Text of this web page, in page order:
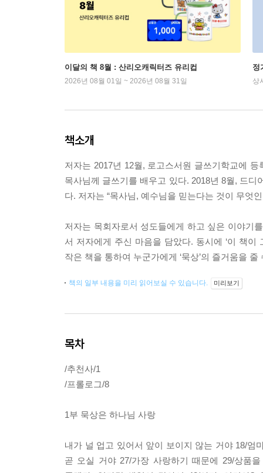
이달의 책 8월 : 산리오캐릭터즈 유리컵
2026년 08월 01일 ~ 2026년 08월 31일
정
상
책소개
저자는 2017년 12월, 로고스서원 글쓰기학교에
목사님께 글쓰기를 배우고 있다. 2018년 8월, 드디
다. 저자는 “목사님, 예수님을 믿는다는 것이 무엇
저자는 목회자로서 성도들에게 하고 싶은 이야기
서 저자에게 주신 마음을 담았다. 동시에 ‘이 책
작은 책을 통하여 누군가에게 ‘묵상’의 즐거움을
책의 일부 내용을 미리 읽어보실 수 있습니다. 미리보기
목차
/추천사/1
/프롤로그/8
1부 묵상은 하나님 사랑
내가 널 업고 있어서 앞이 보이지 않는 거야 18/엄
곧 오실 거야 27/가장 사랑하기 때문에 29/상품